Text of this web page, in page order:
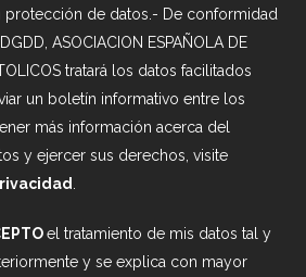
protección de datos.- De conformidad
ASOCIACION ESPAÑOLA DE
tratará los datos facilitados
un boletín informativo entre los
más información acerca del
y ejercer sus derechos, visite
el tratamiento de mis datos tal y
y se explica con mayor